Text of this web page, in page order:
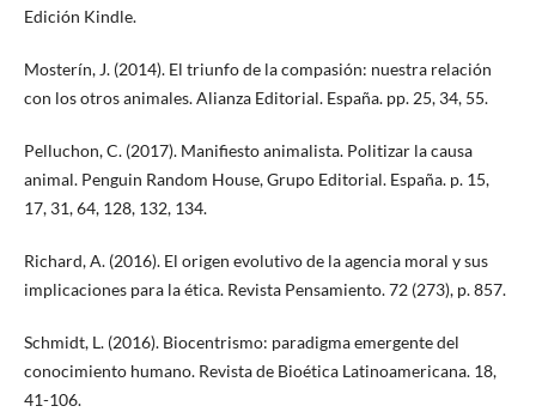
Edición Kindle.
Mosterín, J. (2014). El triunfo de la compasión: nuestra relación
con los otros animales. Alianza Editorial. España. pp. 25, 34, 55.
Pelluchon, C. (2017). Manifiesto animalista. Politizar la causa
animal. Penguin Random House, Grupo Editorial. España. p. 15,
17, 31, 64, 128, 132, 134.
Richard, A. (2016). El origen evolutivo de la agencia moral y sus
implicaciones para la ética. Revista Pensamiento. 72 (273), p. 857.
Schmidt, L. (2016). Biocentrismo: paradigma emergente del
conocimiento humano. Revista de Bioética Latinoamericana. 18,
41-106.